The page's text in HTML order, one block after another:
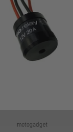
motogadget